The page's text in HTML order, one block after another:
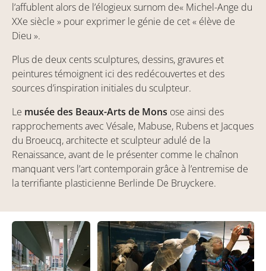
l’affublent alors de l’élogieux surnom de« Michel-Ange du
XXe siècle » pour exprimer le génie de cet « élève de
Dieu ».
Plus de deux cents sculptures, dessins, gravures et
peintures témoignent ici des redécouvertes et des
sources d’inspiration initiales du sculpteur.
Le musée des Beaux-Arts de Mons ose ainsi des
rapprochements avec Vésale, Mabuse, Rubens et Jacques
du Broeucq, architecte et sculpteur adulé de la
Renaissance, avant de le présenter comme le chaînon
manquant vers l’art contemporain grâce à l’entremise de
la terrifiante plasticienne Berlinde De Bruyckere.